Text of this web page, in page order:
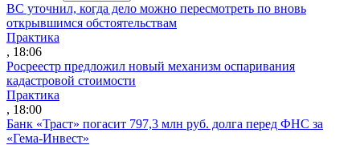
ВС уточнил, когда дело можно пересмотреть по вновь
открывшимся обстоятельствам
Практика
, 18:06
Росреестр предложил новый механизм оспаривания
кадастровой стоимости
Практика
, 18:00
Банк «Траст» погасит 797,3 млн руб. долга перед ФНС за
«Гема-Инвест»